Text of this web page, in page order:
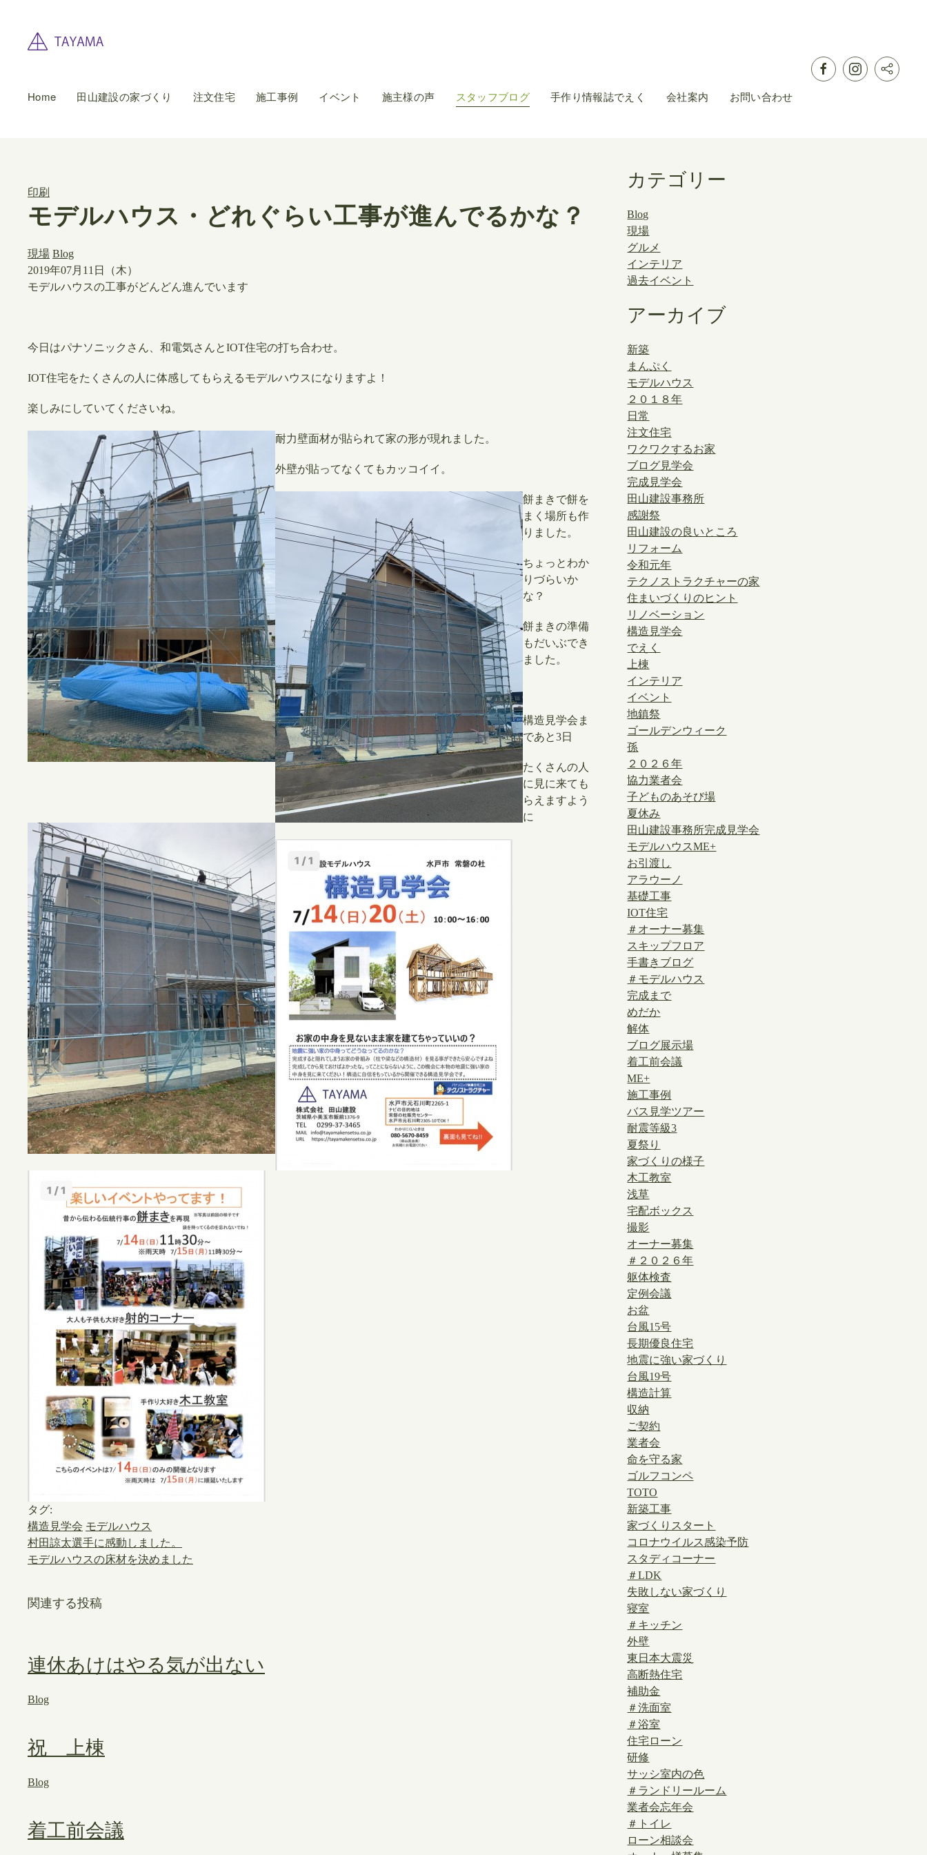
Home 田山建設の家づくり 注文住宅 施工事例 イベント 施主様の声 スタッフブログ 手作り情報誌でえく 会社案内 お問い合わせ
印刷
モデルハウス・どれぐらい工事が進んでるかな？
現場 Blog
2019年07月11日（木）
​モデルハウスの工事がどんどん進んでいます
今日はパナソニックさん、和電気さんとIOT住宅の打ち合わせ。
IOT住宅をたくさんの人に体感してもらえるモデルハウスになりますよ！
楽しみにしていてくださいね。
​耐力壁面材が貼られて家の形が現れました。
外壁が貼ってなくてもカッコイイ。
​餅まきで餅を
まく場所も作
りました。
ちょっとわか
りづらいか
な？
餅まきの準備
もだいぶでき
ました。
構造見学会ま
であと3日
たくさんの人
に見に来ても
らえますよう
に
タグ:
構造見学会 モデルハウス
村田諒太選手に感動しました。
モデルハウスの床材を決めました
関連する投稿
連休あけはやる気が出ない
Blog
祝 上棟
Blog
着工前会議
カテゴリー
Blog
現場
グルメ
インテリア
過去イベント
アーカイブ
新築
まんぷく
モデルハウス
２０１８年
日常
注文住宅
ワクワクするお家
ブログ見学会
完成見学会
田山建設事務所
感謝祭
田山建設の良いところ
リフォーム
令和元年
テクノストラクチャーの家
住まいづくりのヒント
リノベーション
構造見学会
でえく
上棟
インテリア
イベント
地鎮祭
ゴールデンウィーク
孫
２０２６年
協力業者会
子どものあそび場
夏休み
田山建設事務所完成見学会
モデルハウスME+
お引渡し
アラウーノ
基礎工事
IOT住宅
＃オーナー募集
スキップフロア
手書きブログ
＃モデルハウス
完成まで
めだか
解体
ブログ展示場
着工前会議
ME+
施工事例
バス見学ツアー
耐震等級3
夏祭り
家づくりの様子
木工教室
浅草
宅配ボックス
撮影
オーナー募集
＃２０２６年
躯体検査
定例会議
お盆
台風15号
長期優良住宅
地震に強い家づくり
台風19号
構造計算
収納
ご契約
業者会
命を守る家
ゴルフコンペ
TOTO
新築工事
家づくりスタート
コロナウイルス感染予防
スタディコーナー
＃LDK
失敗しない家づくり
寝室
＃キッチン
外壁
東日本大震災
高断熱住宅
補助金
＃洗面室
＃浴室
住宅ローン
研修
サッシ室内の色
＃ランドリールーム
業者会忘年会
＃トイレ
ローン相談会